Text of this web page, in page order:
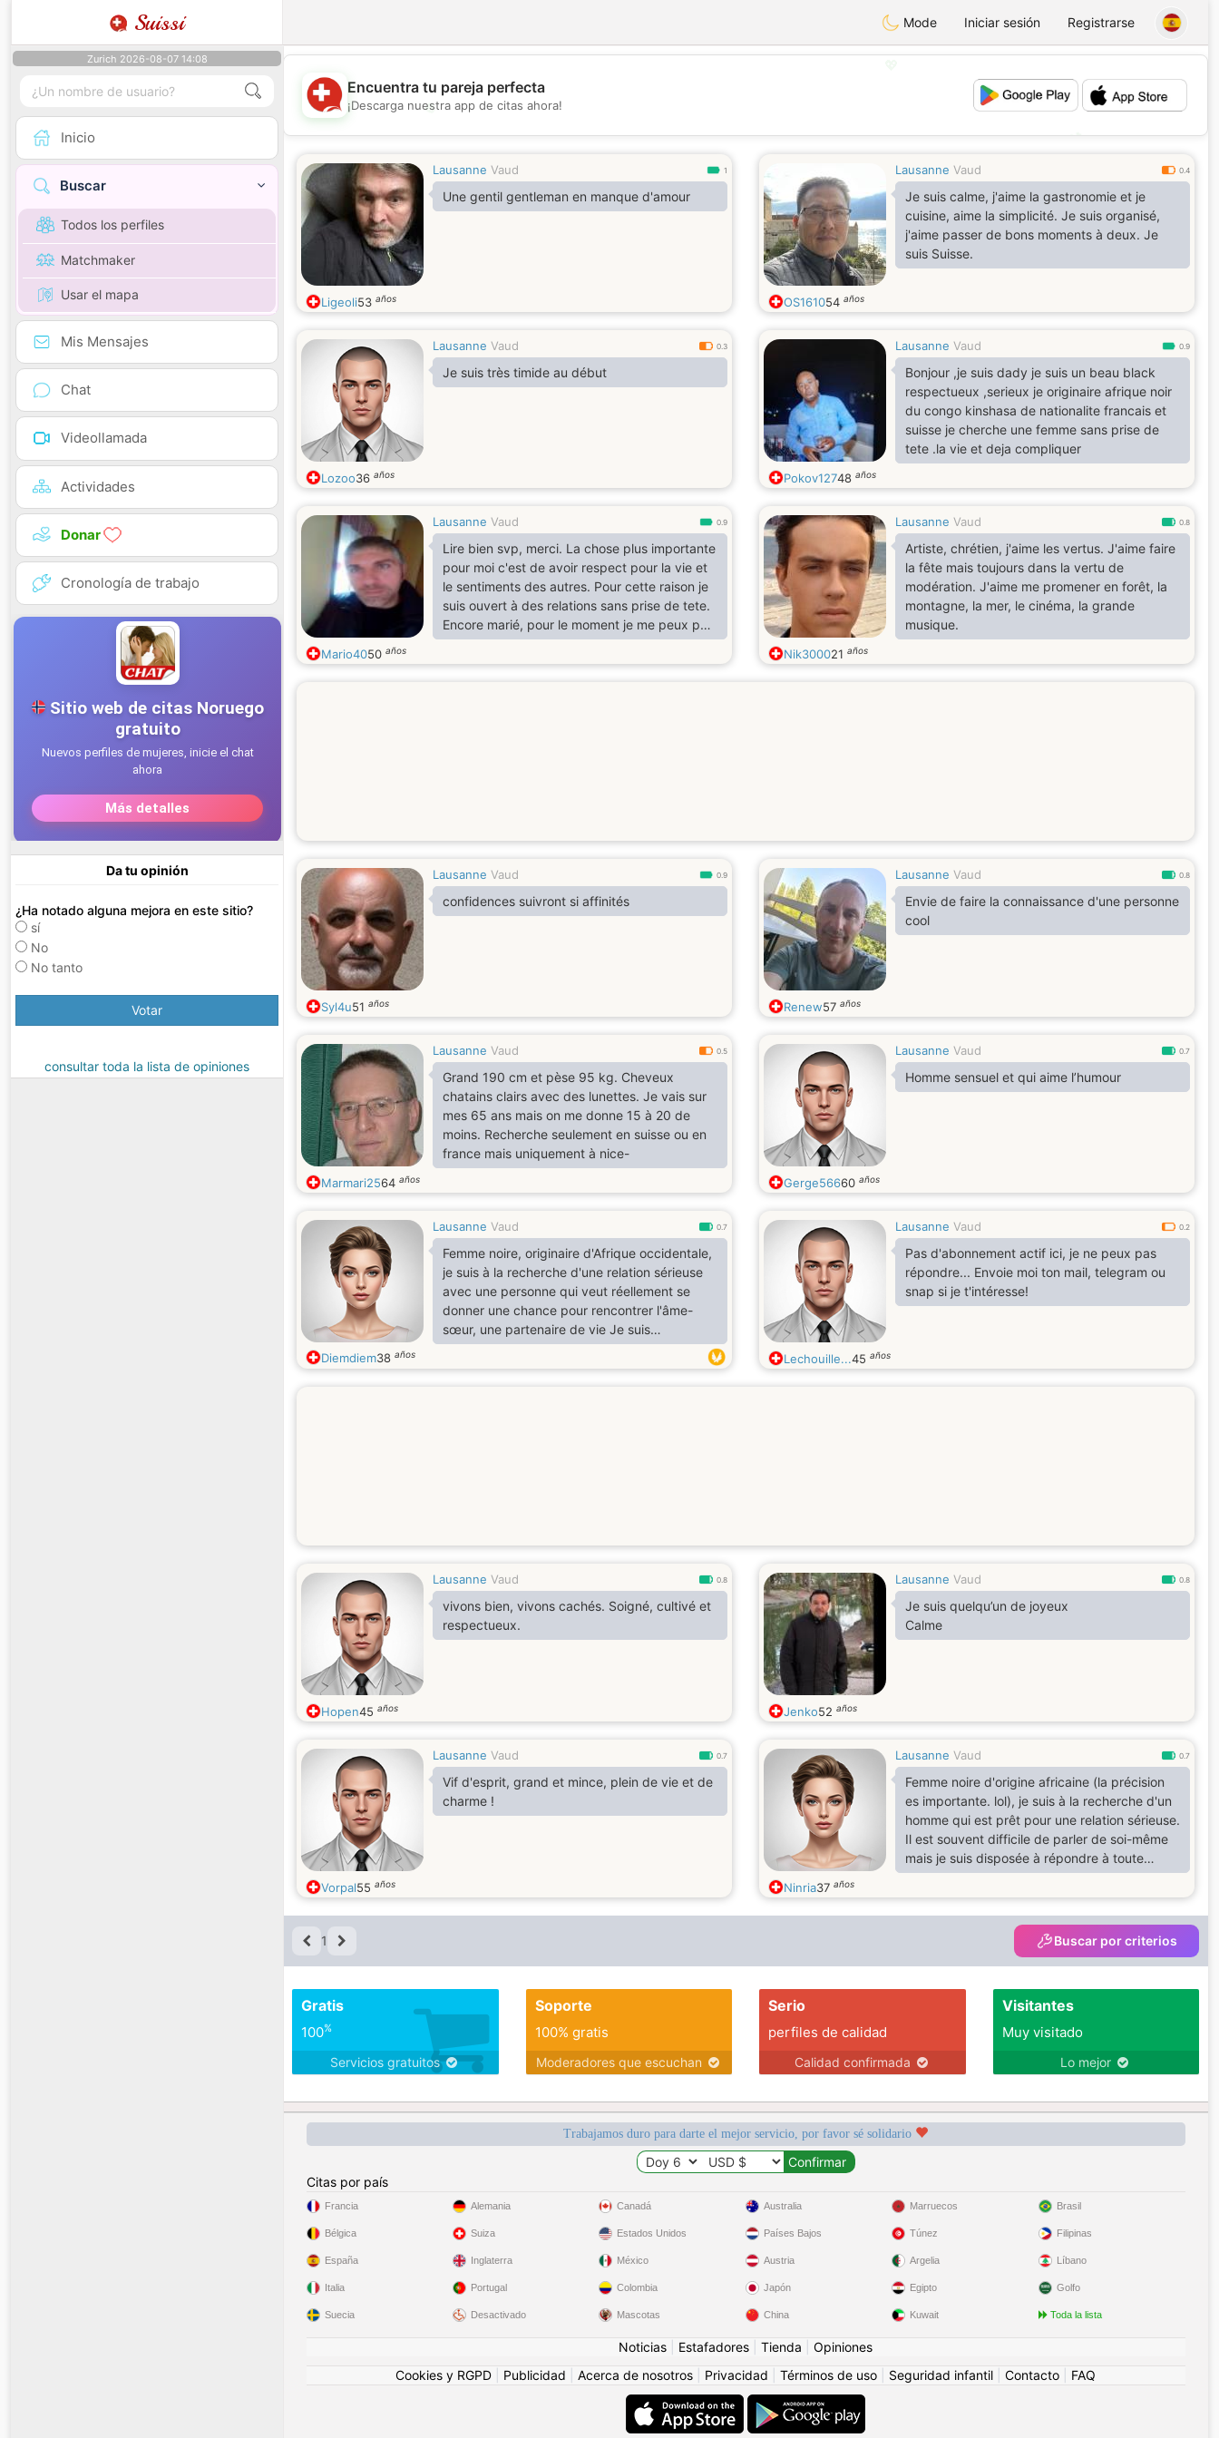
Suissi Mode Iniciar sesión Registrarse
Zurich 2026-08-07 14:08
Inicio
Buscar
Todos los perfiles
Matchmaker
Usar el mapa
Mis Mensajes
Chat
Videollamada
Actividades
Donar
Cronología de trabajo
Da tu opinión
¿Ha notado alguna mejora en este sitio?
sí
No
No tanto
Votar
consultar toda la lista de opiniones
💖
💕
Encuentra tu pareja perfecta
¡Descarga nuestra app de citas ahora!
Lausanne Vaud 1
Une gentil gentleman en manque d'amour
Ligeoli53 años
Lausanne Vaud 0.4
Je suis calme, j'aime la gastronomie et je
cuisine, aime la simplicité. Je suis organisé,
j'aime passer de bons moments à deux. Je
suis Suisse.
OS161054 años
Lausanne Vaud 0.3
Je suis très timide au début
Lozoo36 años
Lausanne Vaud 0.9
Bonjour ,je suis dady je suis un beau black
respectueux ,serieux je originaire afrique noir
du congo kinshasa de nationalite francais et
suisse je cherche une femme sans prise de
tete .la vie et deja compliquer
Pokov12748 años
Lausanne Vaud 0.9
Lire bien svp, merci. La chose plus importante
pour moi c'est de avoir respect pour la vie et
le sentiments des autres. Pour cette raison je
suis ouvert à des relations sans prise de tete.
Encore marié, pour le moment je me peux pas
engager dans des relations trop serieuse.
Pour le reste, je suis timide, sportif, passioné
Mario4050 años
Lausanne Vaud 0.8
Artiste, chrétien, j'aime les vertus. J'aime faire
la fête mais toujours dans la vertu de
modération. J'aime me promener en forêt, la
montagne, la mer, le cinéma, la grande
musique.
Nik300021 años
Lausanne Vaud 0.9
confidences suivront si affinités
Syl4u51 años
Lausanne Vaud 0.8
Envie de faire la connaissance d'une personne
cool
Renew57 años
Lausanne Vaud 0.5
Grand 190 cm et pèse 95 kg. Cheveux
chatains clairs avec des lunettes. Je vais sur
mes 65 ans mais on me donne 15 à 20 de
moins. Recherche seulement en suisse ou en
france mais uniquement à nice-
Marmari2564 años
Lausanne Vaud 0.7
Homme sensuel et qui aime l’humour
Gerge56660 años
Lausanne Vaud 0.7
Femme noire, originaire d'Afrique occidentale,
je suis à la recherche d'une relation sérieuse
avec une personne qui veut réellement se
donner une chance pour rencontrer l'âme-
sœur, une partenaire de vie Je suis
passionnée de littérature et d'Arts et de bien
d'autres. Je me réjouis déjà de pouvoir
Diemdiem38 años
Lausanne Vaud 0.2
Pas d'abonnement actif ici, je ne peux pas
répondre... Envoie moi ton mail, telegram ou
snap si je t'intéresse!
Lechouille...45 años
Lausanne Vaud 0.8
vivons bien, vivons cachés. Soigné, cultivé et
respectueux.
Hopen45 años
Lausanne Vaud 0.8
Je suis quelqu’un de joyeux
Calme
Jenko52 años
Lausanne Vaud 0.7
Vif d'esprit, grand et mince, plein de vie et de
charme !
Vorpal55 años
Lausanne Vaud 0.7
Femme noire d'origine africaine (la précision
es importante. lol), je suis à la recherche d'un
homme qui est prêt pour une relation sérieuse.
Il est souvent difficile de parler de soi-même
mais je suis disposée à répondre à toute
question qui pourrait vous aider à mieux me
connaitre en toute bienveillance, n'hésitez
donc pas si vous correspondez au profil
Ninria37 años
1 Buscar por criterios
Gratis
100%
Servicios gratuitos
Soporte
100% gratis
Moderadores que escuchan
Serio
perfiles de calidad
Calidad confirmada
Visitantes
Muy visitado
Lo mejor
Trabajamos duro para darte el mejor servicio, por favor sé solidario
Citas por país
Francia
Bélgica
España
Italia
Suecia
Alemania
Suiza
Inglaterra
Portugal
Desactivado
Canadá
Estados Unidos
México
Colombia
Mascotas
Australia
Países Bajos
Austria
Japón
China
Marruecos
Túnez
Argelia
Egipto
Kuwait
Brasil
Filipinas
Líbano
Golfo
Toda la lista
Noticias Estafadores Tienda
Opiniones
Cookies y RGPD
Publicidad Acerca de nosotros Privacidad Términos de uso Seguridad infantil Contacto FAQ